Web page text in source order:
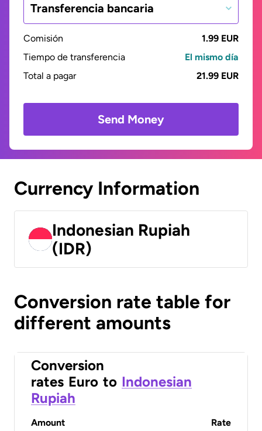
Transferencia bancaria
Comisión
1.99 EUR
Tiempo de transferencia
El mismo día
Total a pagar
21.99 EUR
Send Money
Currency Information
Indonesian Rupiah
(IDR)
Conversion rate table for
different amounts
Conversion
rates Euro to Indonesian
Rupiah
Amount Rate